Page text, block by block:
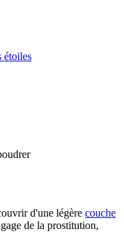
étoiles
d'une légère couche
de la prostitution,